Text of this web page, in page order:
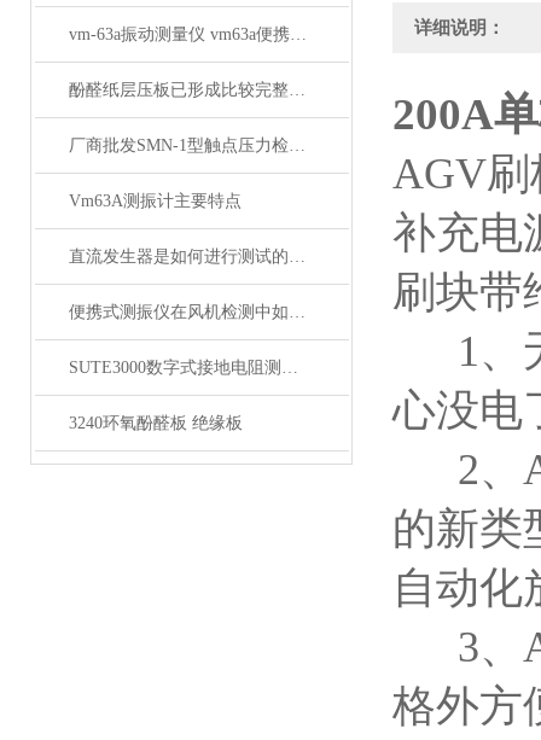
vm-63a振动测量仪 vm63a便携式测振仪厂家推荐
酚醛纸层压板已形成比较完整的系列
厂商批发SMN-1型触点压力检测仪
Vm63A测振计主要特点
直流发生器是如何进行测试的呢？旺徐电气为您揭秘
便携式测振仪在风机检测中如何应用？
SUTE3000数字式接地电阻测试仪
3240环氧酚醛板 绝缘板
详细说明：
200A
AGV
补充电
刷块带
1、
心没电
2、
的新类
自动化
3、
格外方